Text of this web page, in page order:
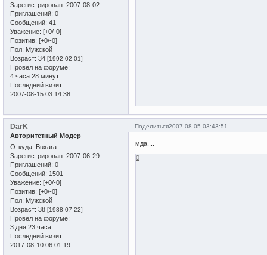
Зарегистрирован: 2007-08-02
Приглашений: 0
Сообщений: 41
Уважение: [+0/-0]
Позитив: [+0/-0]
Пол: Мужской
Возраст: 34 [1992-02-01]
Провел на форуме:
4 часа 28 минут
Последний визит:
2007-08-15 03:14:38
Поделиться2007-08-05 03:43:51
DarK
Авторитетный Модер
Откуда: Buxara
Зарегистрирован: 2007-06-29
Приглашений: 0
Сообщений: 1501
Уважение: [+0/-0]
Позитив: [+0/-0]
Пол: Мужской
Возраст: 38 [1988-07-22]
Провел на форуме:
3 дня 23 часа
Последний визит:
2017-08-10 06:01:19
мда....
0